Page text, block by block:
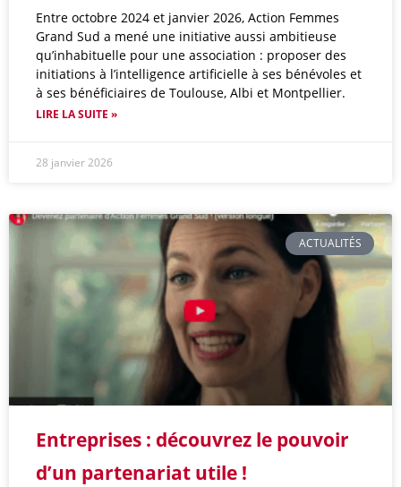
Entre octobre 2024 et janvier 2026, Action Femmes
Grand Sud a mené une initiative aussi ambitieuse
qu’inhabituelle pour une association : proposer des
initiations à l’intelligence artificielle à ses bénévoles et
à ses bénéficiaires de Toulouse, Albi et Montpellier.
LIRE LA SUITE »
28 janvier 2026
ACTUALITÉS
Entreprises : découvrez le pouvoir
d’un partenariat utile !